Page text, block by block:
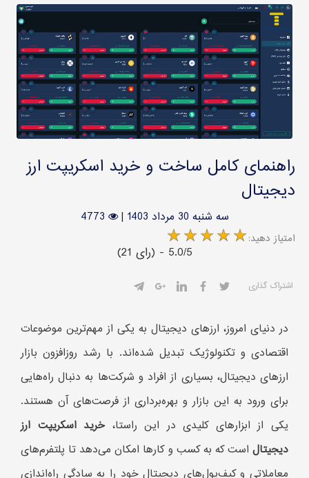
راهنمای کامل ساخت و خرید اسکریپت ارز
دیجیتال
سه شنبه 30 مرداد 1403 |
4773
:امتیاز دهید
(21 رای) - 5.0/5
اشتراک گذاری
در دنیای امروز، ارزهای دیجیتال به یکی از مهم‌ترین موضوعات
اقتصادی و تکنولوژیک تبدیل شده‌اند. با رشد روزافزون بازار
ارزهای دیجیتال، بسیاری از افراد و شرکت‌ها به دنبال راه‌هایی
برای ورود به این بازار و بهره‌برداری از فرصت‌های آن هستند.
یکی از ابزارهای کلیدی در این راستا،خرید اسکریپت ارز
دیجیتال است که به کسب و کارها امکان می‌دهد تا پلتفرم‌های
معاملاتی و کیف‌پول‌های دیجیتال خود را به سادگی راه‌اندازی